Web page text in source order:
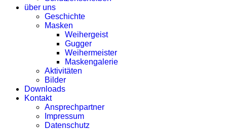
über uns
Geschichte
Masken
Weihergeist
Gugger
Weihermeister
Maskengalerie
Aktivitäten
Bilder
Downloads
Kontakt
Ansprechpartner
Impressum
Datenschutz